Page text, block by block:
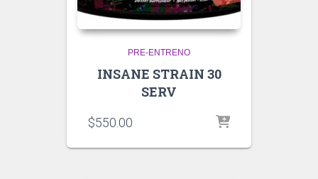
PRE-ENTRENO
INSANE STRAIN 30
SERV
$550.00